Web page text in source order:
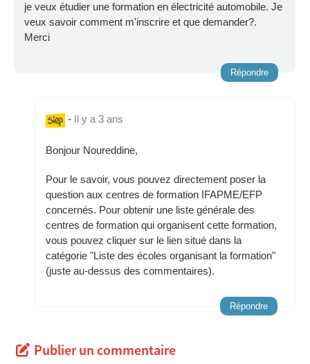
je veux étudier une formation en électricité automobile. Je
veux savoir comment m'inscrire et que demander?.
Merci
Répondre
- Il y a 3 ans
Bonjour Noureddine,
Pour le savoir, vous pouvez directement poser la
question aux centres de formation IFAPME/EFP
concernés. Pour obtenir une liste générale des
centres de formation qui organisent cette formation,
vous pouvez cliquer sur le lien situé dans la
catégorie "Liste des écoles organisant la formation"
(juste au-dessus des commentaires).
Répondre
Publier un commentaire